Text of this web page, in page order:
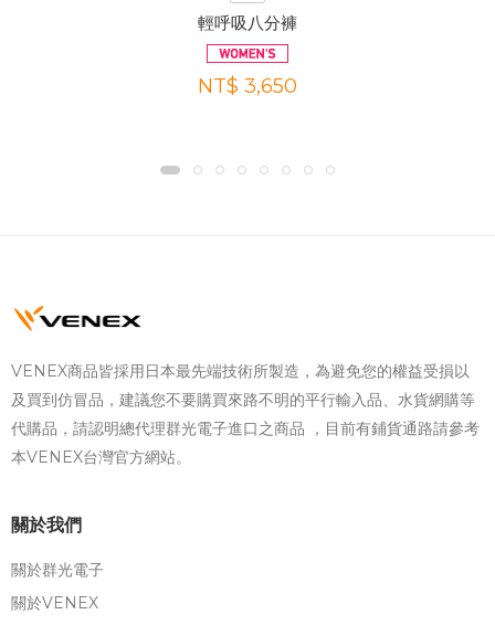
輕呼吸八分褲
NT$ 3,650
VENEX商品皆採用日本最先端技術所製造，為避免您的權益受損以
及買到仿冒品，建議您不要購買來路不明的平行輸入品、水貨網購等
代購品，請認明總代理群光電子進口之商品 ，目前有鋪貨通路請參考
本VENEX台灣官方網站。
關於我們
關於群光電子
關於VENEX